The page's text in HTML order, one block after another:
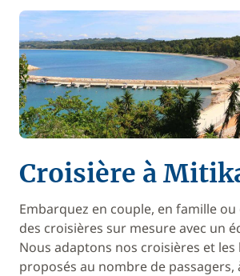
Croisière à
Embarquez en couple, en famille
des croisières sur mesure avec un
Nous adaptons nos croisières et les
proposés au nombre de